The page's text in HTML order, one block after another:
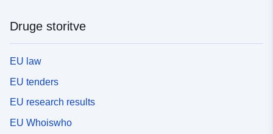
Druge storitve
EU law
EU tenders
EU research results
EU Whoiswho